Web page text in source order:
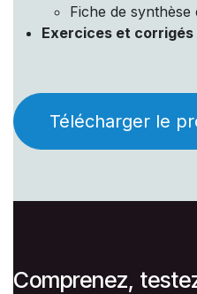
Fiche de synthèse
Exercices et corrigés
Télécharger le
Comprenez,